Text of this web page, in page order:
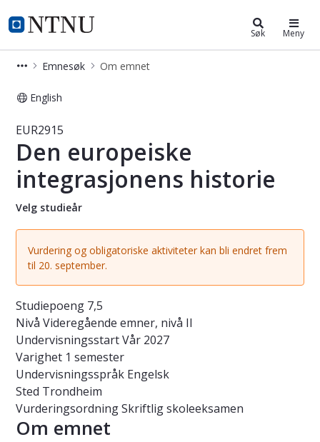
NTNU Hjemmeside
Studier Søk Meny
Emnesøk Om emnet
English
Emne - Den europeiske
EUR2915
Den europeiske
integrasjonens historie
Velg studieår
Vurdering og obligatoriske aktiviteter kan bli endret frem
til 20. september.
Studiepoeng 7,5
Nivå Videregående emner, nivå II
UndervisningsstartVår 2027
Varighet 1 semester
Undervisningsspråk Engelsk
Sted Trondheim
VurderingsordningSkriftlig skoleeksamen
Om emnet